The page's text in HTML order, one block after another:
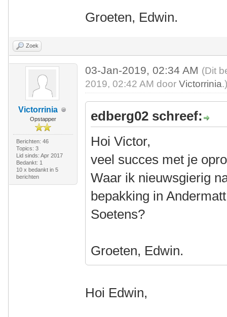
Groeten, Edwin.
Zoek
Victorrinia
Opstapper
Berichten: 46
Topics: 3
Lid sinds: Apr 2017
Bedankt: 1
10 x bedankt in 5
berichten
03-Jan-2019, 02:34 AM (Dit
2019, 02:42 AM doorVictorrinia
edberg02 schreef:
Hoi Victor,
veel succes met je
Waar ik nieuwsgierig
bepakking in
Soetens?
Groeten, Edwin.
Hoi Edwin,